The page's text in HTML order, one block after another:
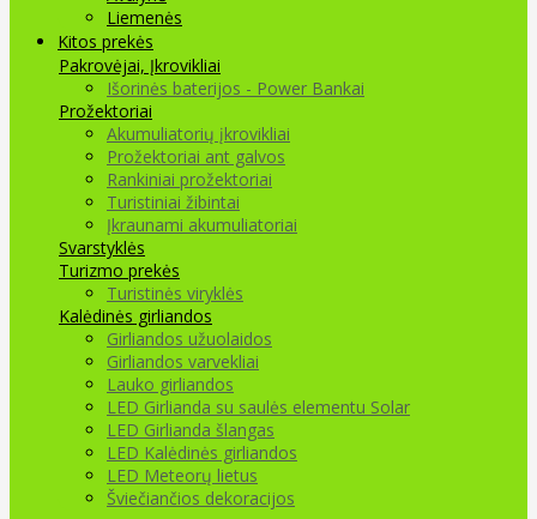
Liemenės
Kitos prekės
Pakrovėjai, Įkrovikliai
Išorinės baterijos - Power Bankai
Prožektoriai
Akumuliatorių įkrovikliai
Prožektoriai ant galvos
Rankiniai prožektoriai
Turistiniai žibintai
Įkraunami akumuliatoriai
Svarstyklės
Turizmo prekės
Turistinės viryklės
Kalėdinės girliandos
Girliandos užuolaidos
Girliandos varvekliai
Lauko girliandos
LED Girlianda su saulės elementu Solar
LED Girlianda šlangas
LED Kalėdinės girliandos
LED Meteorų lietus
Šviečiančios dekoracijos